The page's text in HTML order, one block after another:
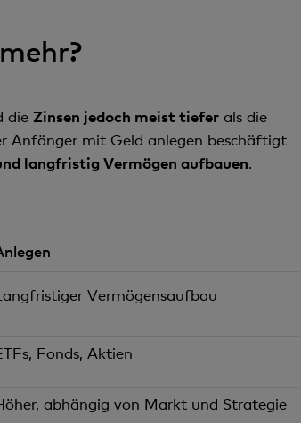
die Zinsen jedoch meist tieferals die
Anfänger mit Geld anlegen beschäftigt
langfristig Vermögen aufbauen.
Vermögensaufbau
Fonds, Aktien
abhängig von Markt und Strategie